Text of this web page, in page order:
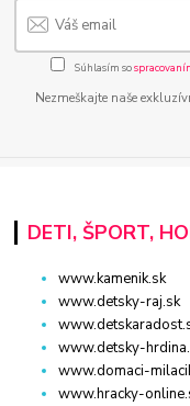
Súhlasím so
Nezmeškajte naše
DETI, ŠPORT,
www.kamenik.sk
www.detsky-raj.sk
www.detsky-
www.domaci-
www.hracky-